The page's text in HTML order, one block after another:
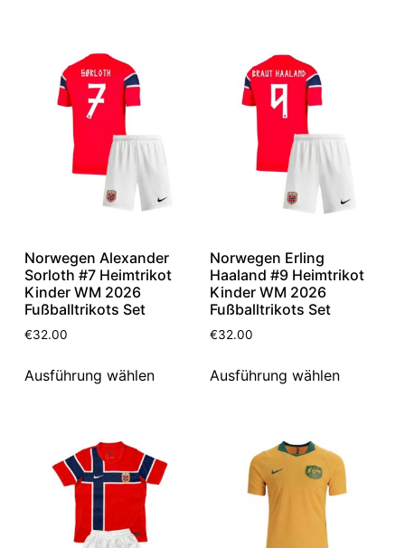
Norwegen Alexander
Sorloth #7 Heimtrikot
Kinder WM 2026
Fußballtrikots Set
€32.00
Ausführung wählen
Norwegen Erling
Haaland #9 Heimtrikot
Kinder WM 2026
Fußballtrikots Set
€32.00
Ausführung wählen